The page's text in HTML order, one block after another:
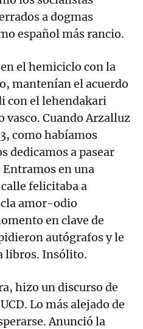
a dogmas
español más rancio.
el hemiciclo con la
mantenían el acuerdo
con el lehendakari
vasco. Cuando Arzalluz
como habíamos
dedicamos a pasear
Entramos en una
felicitaba a
amor-odio
en clave de
autógrafos y le
libros. Insólito.
hizo un discurso de
Lo más alejado de
Anunció la